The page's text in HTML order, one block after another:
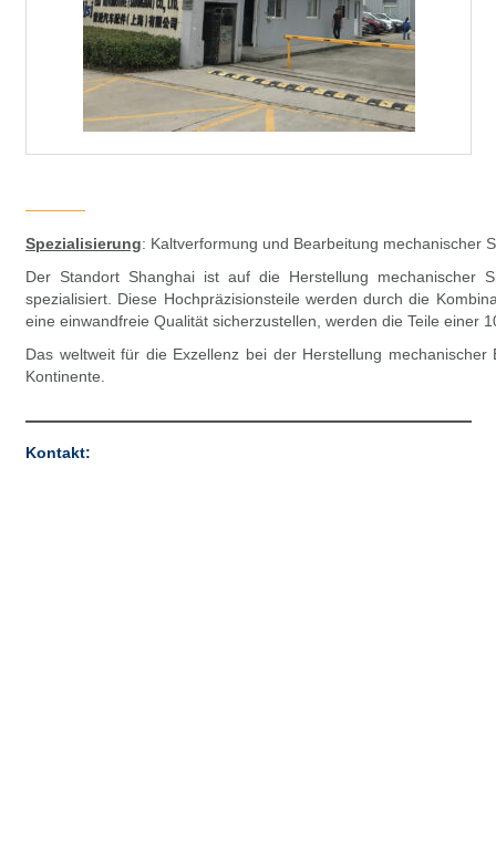
Spezialisierung: Kaltverformung und Bearbeitung mechanischer
Der Standort Shanghai ist auf die Herstellung mechanischer
spezialisiert. Diese Hochpräzisionsteile werden durch die
eine einwandfreie Qualität sicherzustellen, werden die Teile einer
Das weltweit für die Exzellenz bei der Herstellung
Kontinente.
Kontakt: